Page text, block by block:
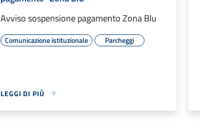
Avviso sospensione pagamento Zona Blu
Comunicazione istituzionale Parcheggi
LEGGI DI PIÙ